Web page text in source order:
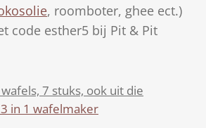
, roomboter, ghee ect.)
code esther5 bij Pit & Pit
7 stuks, ook uit die
in 1 wafelmaker